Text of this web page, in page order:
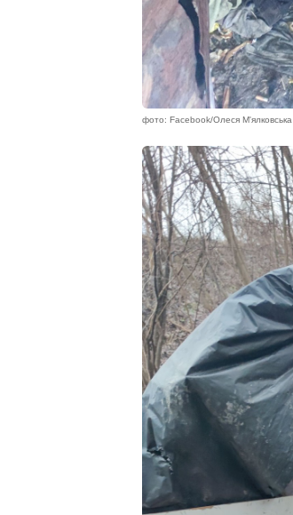
фото: Facebook/Олеся М'ялковська